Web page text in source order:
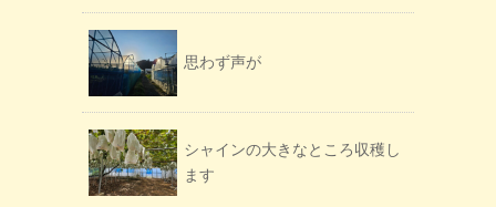
思わず声が
シャインの大きなところ収穫し
ます